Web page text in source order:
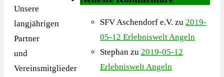
Unsere
langjährigen
Partner
und
Vereinsmitglieder
SFV Aschendorf e.V. zu 2019-
05-12 Erlebniswelt Angeln
Stephan zu 2019-05-12
Erlebniswelt Angeln